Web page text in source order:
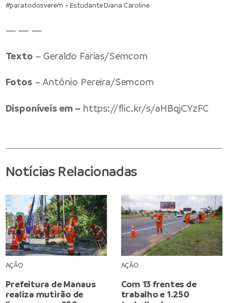
#paratodosverem – Estudante Diana Caroline
— — —
Texto – Geraldo Farias/Semcom
Fotos – Antônio Pereira/Semcom
Disponíveis em – https://flic.kr/s/aHBqjCYzFC
Notícias Relacionadas
AÇÃO
Prefeitura de Manaus
realiza mutirão de
AÇÃO
Com 13 frentes de
trabalho e 1.250